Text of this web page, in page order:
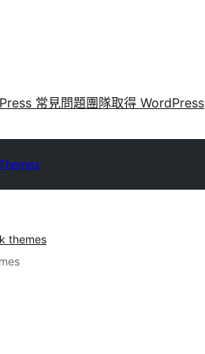
常見問題團隊取得 WordPress
themes